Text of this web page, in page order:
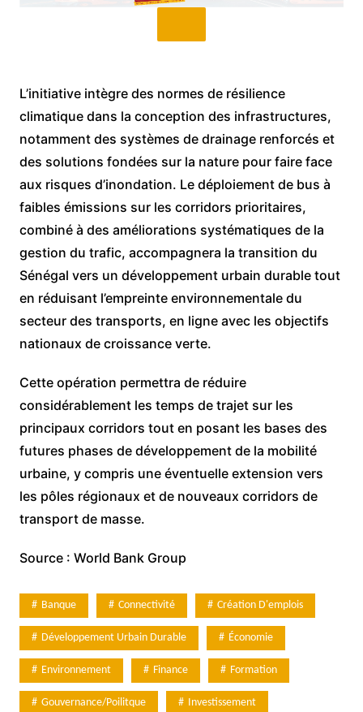
L’initiative intègre des normes de résilience
climatique dans la conception des infrastructures,
notamment des systèmes de drainage renforcés et
des solutions fondées sur la nature pour faire face
aux risques d’inondation. Le déploiement de bus à
faibles émissions sur les corridors prioritaires,
combiné à des améliorations systématiques de la
gestion du trafic, accompagnera la transition du
Sénégal vers un développement urbain durable tout
en réduisant l’empreinte environnementale du
secteur des transports, en ligne avec les objectifs
nationaux de croissance verte.
Cette opération permettra de réduire
considérablement les temps de trajet sur les
principaux corridors tout en posant les bases des
futures phases de développement de la mobilité
urbaine, y compris une éventuelle extension vers
les pôles régionaux et de nouveaux corridors de
transport de masse.
Source : World Bank Group
Banque Connectivité Création D'emplois
Développement Urbain Durable Économie
Environnement Finance Formation
Gouvernance/Poilitque Investissement